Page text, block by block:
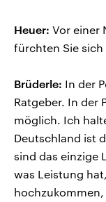
Heuer: Vor einer
fürchten Sie
Brüderle: In der
Ratgeber. In der
möglich. Ich
Deutschland ist
sind das einzige
was Leistung
hochzukommen,